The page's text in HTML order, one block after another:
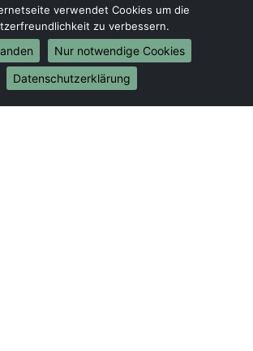
nach Bielefeld
nach Bonn
nach Münster
Umzüge
nach Brasilien
verwendet Cookies um die
zu verbessern.
Nur notwendige Cookies
Datenschutzerklärung